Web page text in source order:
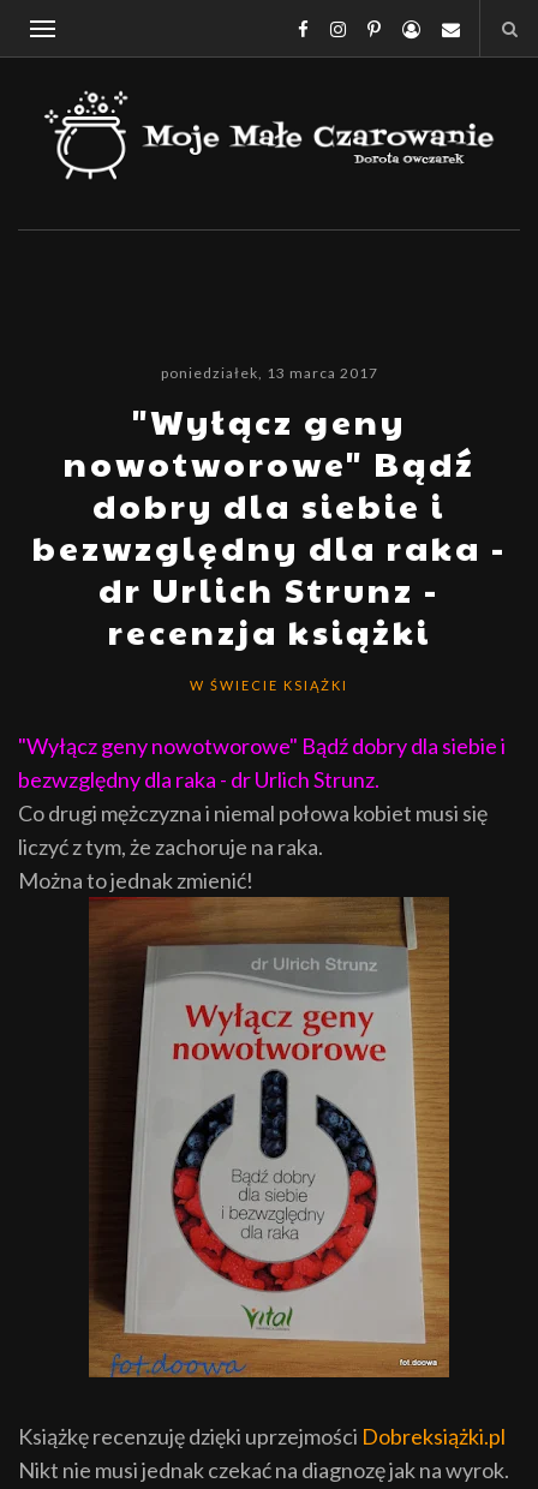
poniedziałek, 13 marca 2017
"Wyłącz geny
nowotworowe" Bądź
dobry dla siebie i
bezwzględny dla raka -
dr Urlich Strunz -
recenzja książki
W ŚWIECIE KSIĄŻKI
"Wyłącz geny nowotworowe" Bądź dobry dla siebie i
bezwzględny dla raka - dr Urlich Strunz.
Co drugi mężczyzna i niemal połowa kobiet musi się
liczyć z tym, że zachoruje na raka.
Można to jednak zmienić!
Książkę recenzuję dzięki uprzejmości Dobreksiążki.pl
Nikt nie musi jednak czekać na diagnozę jak na wyrok.